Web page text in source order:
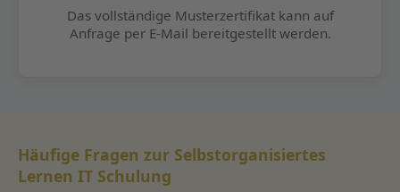
Das vollständige Musterzertifikat kann auf
Anfrage per E-Mail bereitgestellt werden.
Häufige Fragen zur Selbstorganisiertes
Lernen IT Schulung